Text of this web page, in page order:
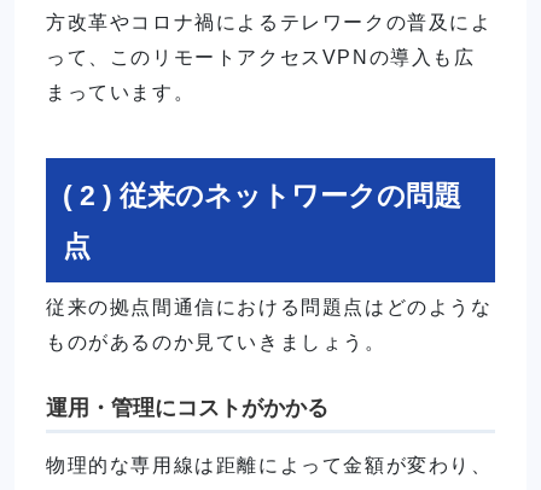
方改革やコロナ禍によるテレワークの普及によ
って、このリモートアクセスVPNの導入も広
まっています。
( 2 ) 従来のネットワークの問題
点
従来の拠点間通信における問題点はどのような
ものがあるのか見ていきましょう。
運用・管理にコストがかかる
物理的な専用線は距離によって金額が変わり、